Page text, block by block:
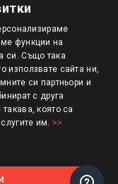
АБОНИРАНЕ
функции на
си. Също така
използвате сайта ни,
си партньори и
с друга
която са
им. >>